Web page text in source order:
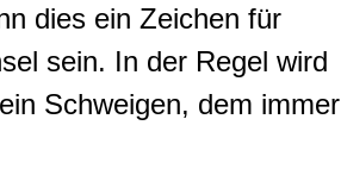
dies ein Zeichen für
sein. In der Regel wird
Schweigen, dem immer